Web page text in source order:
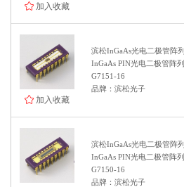
加入收藏
加入收藏
滨松InGaAs光电二极管阵列
InGaAs PIN光电二极管阵列
G7151-16
品牌：滨松光子
滨松InGaAs光电二极管阵列
InGaAs PIN光电二极管阵列
G7150-16
品牌：滨松光子